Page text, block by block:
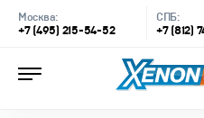
Москва:
+7 (495) 215-54-52
СПБ:
+7 (812)